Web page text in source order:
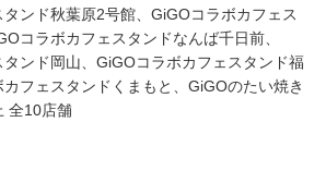
ンド秋葉原2号館、GiGOコラボカフェス
コラボカフェスタンドなんば千日前、
ンド岡山、GiGOコラボカフェスタンド福
フェスタンドくまもと、GiGOのたい焼き
10店舗